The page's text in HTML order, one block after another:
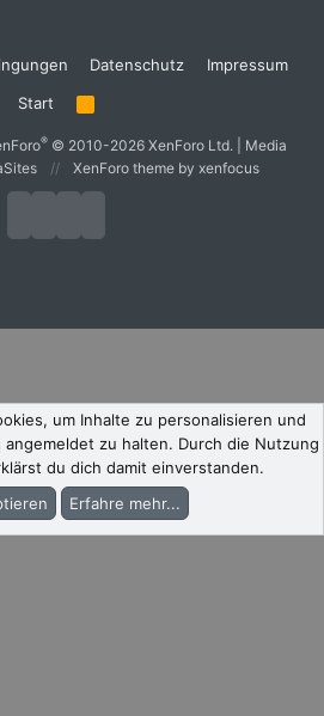
Datenschutz
Impressum
Start
R
S
® © 2010-2026 XenForo Ltd.
Media
XenForo theme by xenfocus
Anmelden
um Inhalte zu personalisieren und
zu halten. Durch die Nutzung
du dich damit einverstanden.
Erfahre mehr...